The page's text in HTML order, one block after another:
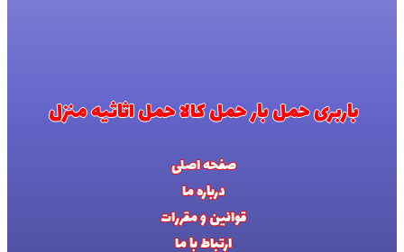
باربری حمل بار حمل کالا حمل اثاثیه منزل
صفحه اصلی
درباره ما
قوانین و مقررات
ارتباط با ما